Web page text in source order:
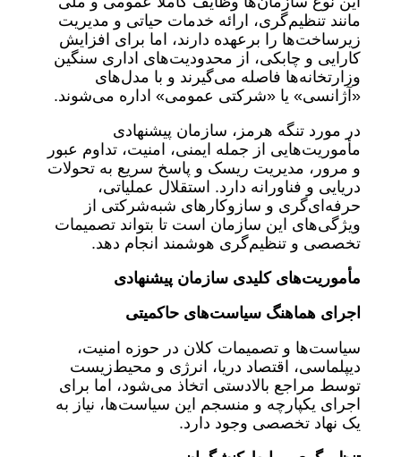
مانند تنظیم‌گری، ارائه خدمات حیاتی و مدیریت
زیرساخت‌ها را برعهده دارند، اما برای افزایش
کارایی و چابکی، از محدودیت‌های اداری سنگین
وزارتخانه‌ها فاصله می‌گیرند و با مدل‌های
«آژانسی» یا «شرکتی عمومی» اداره می‌شوند.
در مورد تنگه هرمز، سازمان پیشنهادی
مأموریت‌هایی از جمله ایمنی، امنیت، تداوم عبور
و مرور، مدیریت ریسک و پاسخ سریع به تحولات
دریایی و فناورانه دارد. استقلال عملیاتی،
حرفه‌ای‌گری و سازوکارهای شبه‌شرکتی از
ویژگی‌های این سازمان است تا بتواند تصمیمات
تخصصی و تنظیم‌گری هوشمند انجام دهد.
مأموریت‌های کلیدی سازمان پیشنهادی
اجرای هماهنگ سیاست‌های حاکمیتی
سیاست‌ها و تصمیمات کلان در حوزه امنیت،
دیپلماسی، اقتصاد دریا، انرژی و محیط‌زیست
توسط مراجع بالادستی اتخاذ می‌شود، اما برای
اجرای یکپارچه و منسجم این سیاست‌ها، نیاز به
یک نهاد تخصصی وجود دارد.